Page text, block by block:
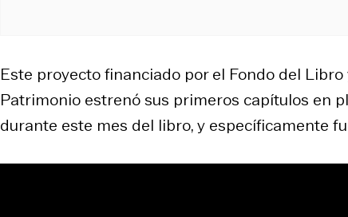
Este proyecto financiado por el Fondo del
Patrimonio estrenó sus primeros capítulos en
durante este mes del libro, y específicamente